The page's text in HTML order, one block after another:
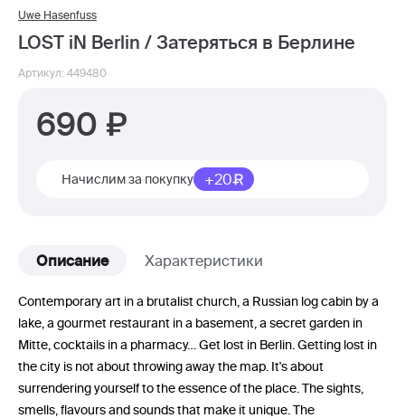
Uwe Hasenfuss
LOST iN Berlin / Затеряться в Берлине
Артикул: 449480
690
Начислим за покупку +20
Описание Характеристики
Contemporary art in a brutalist church, a Russian log cabin by a
lake, a gourmet restaurant in a basement, a secret garden in
Mitte, cocktails in a pharmacy… Get lost in Berlin. Getting lost in
the city is not about throwing away the map. It's about
surrendering yourself to the essence of the place. The sights,
smells, flavours and sounds that make it unique. The